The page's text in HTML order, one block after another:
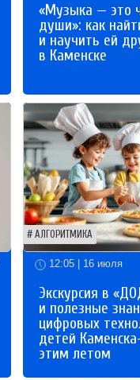
«Музыка — это
души»: как
и научить ей
в Каменске
АЛГОРИТМИКА
12:05 | 16 июля
Экскурсия в
и полезные
цифровых
детей
этим летом